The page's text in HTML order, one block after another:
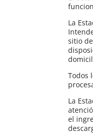
La
sitio
Todos
La
el